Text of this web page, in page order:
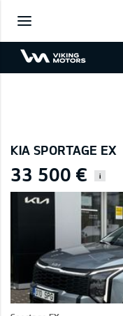
KIA SPORTAGE EX
33 500 € i